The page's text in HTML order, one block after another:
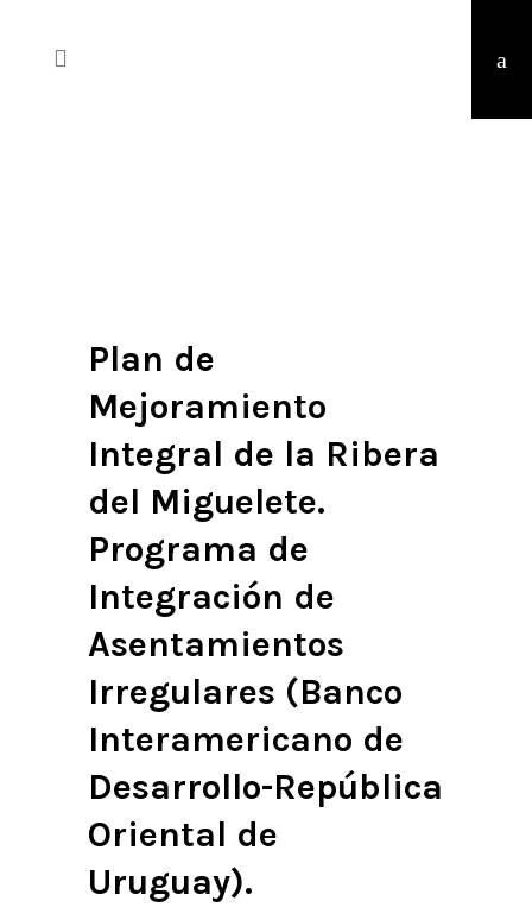
Plan de
Mejoramiento
Integral de la Ribera
del Miguelete.
Programa de
Integración de
Asentamientos
Irregulares (Banco
Interamericano de
Desarrollo-República
Oriental de
Uruguay).